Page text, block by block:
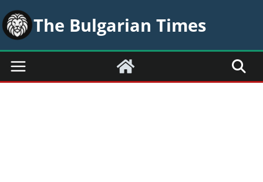
Skip
to
content
The Bulgarian Times